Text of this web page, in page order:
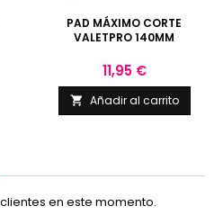
PAD MÁXIMO CORTE
VALETPRO 140MM
Precio
11,95 €
 Añadir al carrito
en este momento.